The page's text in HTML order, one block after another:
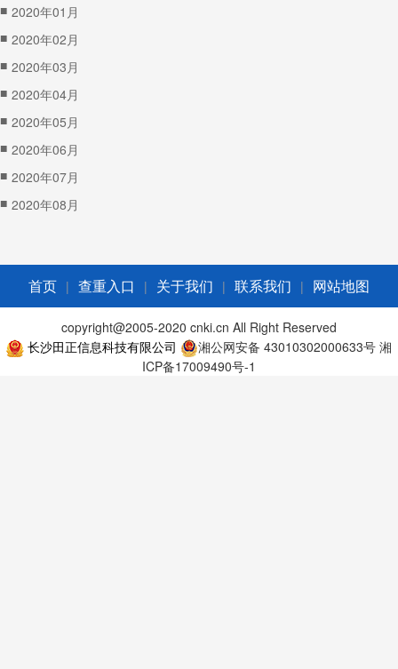
■ 2020年01月
■ 2020年02月
■ 2020年03月
■ 2020年04月
■ 2020年05月
■ 2020年06月
■ 2020年07月
■ 2020年08月
首页 | 查重入口 | 关于我们 | 联系我们 | 网站地图
copyright@2005-2020 cnki.cn All Right Reserved
长沙田正信息科技有限公司
湘公网安备 43010302000633号 湘
ICP备17009490号-1